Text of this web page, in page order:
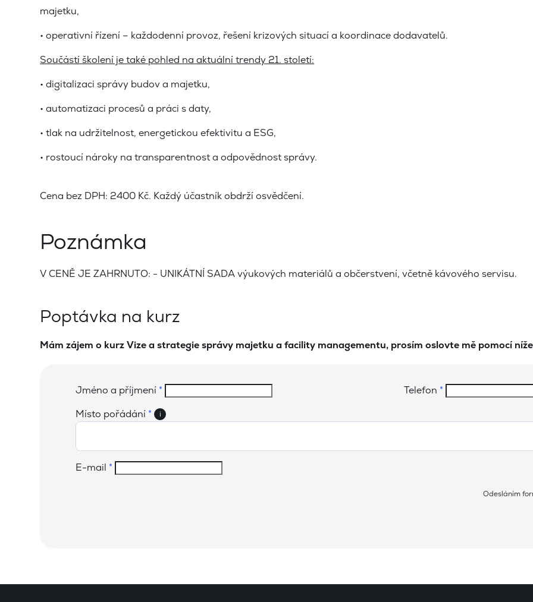
majetku,
• operativní řízení – každodenní provoz, řešení krizových situací a koordinace dodavatelů.
Součástí školení je také pohled na aktuální trendy 21. století:
• digitalizaci správy budov a majetku,
• automatizaci procesů a práci s daty,
• tlak na udržitelnost, energetickou efektivitu a ESG,
• rostoucí nároky na transparentnost a odpovědnost správy.
Cena bez DPH: 2400 Kč. Každý účastník obdrží osvědčení.
Poznámka
V CENĚ JE ZAHRNUTO: - UNIKÁTNÍ SADA výukových materiálů a občerstvení, včetně kávového servisu.
Poptávka na kurz
Mám zájem o kurz Vize a strategie správy majetku a facility managementu, prosím oslovte mě pomocí
Jméno a příjmení * Telefon *
Místo pořádání * i
E-mail *
Odesláním